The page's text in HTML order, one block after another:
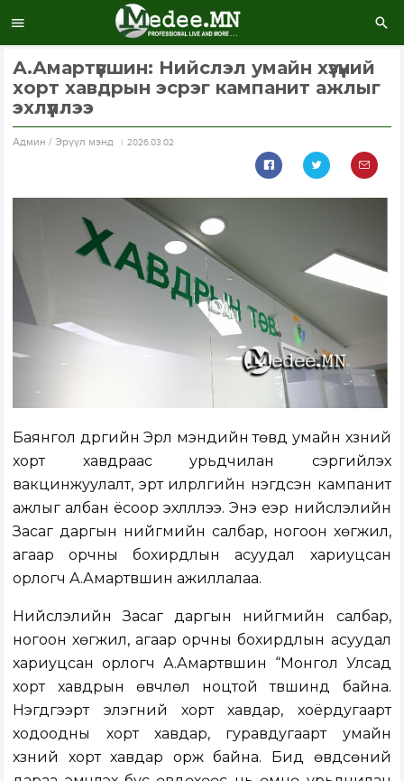
А.Амартүвшин: Нийслэл умайн хүзүүний
хорт хавдрын эсрэг кампанит ажлыг
эхлүүллээ
Aдмин / Эрүүл мэнд 2026.03.02
Баянгол дүүргийн Эрүүл мэндийн төвд умайн хүзүүний
хорт хавдраас урьдчилан сэргийлэх
вакцинжуулалт, эрт илрүүлгийн нэгдсэн кампанит
ажлыг албан ёсоор эхлүүллээ. Энэ үеэр нийслэлийн
Засаг даргын нийгмийн салбар, ногоон хөгжил,
агаар орчны бохирдлын асуудал хариуцсан
орлогч А.Амартүвшин ажиллалаа.
Нийслэлийн Засаг даргын нийгмийн салбар,
ногоон хөгжил, агаар орчны бохирдлын асуудал
хариуцсан орлогч А.Амартүвшин “Монгол Улсад
хорт хавдрын өвчлөл ноцтой түвшинд байна.
Нэгдүгээрт элэгний хорт хавдар, хоёрдугаарт
ходоодны хорт хавдар, гуравдугаарт умайн
хүзүүний хорт хавдар орж байна. Бид өвдсөний